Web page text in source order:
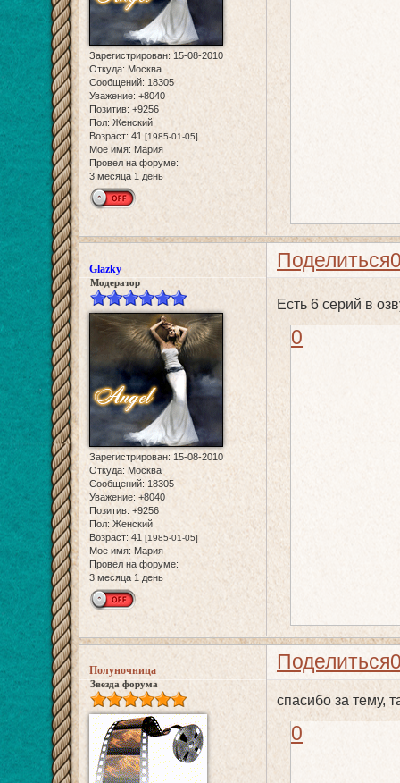
Зарегистрирован: 15-08-2010
Откуда: Москва
Сообщений: 18305
Уважение: +8040
Позитив: +9256
Пол: Женский
Возраст: 41 [1985-01-05]
Мое имя: Мария
Провел на форуме:
3 месяца 1 день
Поделиться
Glazky
Модератор
Зарегистрирован: 15-08-2010
Откуда: Москва
Сообщений: 18305
Уважение: +8040
Позитив: +9256
Пол: Женский
Возраст: 41 [1985-01-05]
Мое имя: Мария
Провел на форуме:
3 месяца 1 день
Есть 6 серий в
0
Поделиться
Полуночница
Звезда форума
спасибо за тему,
0